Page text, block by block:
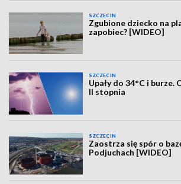
SZCZECIN
Zgubione dziecko na
zapobiec? [WIDEO]
SZCZECIN
Upały do 34°C i burze.
II stopnia
SZCZECIN
Zaostrza się spór o
Podjuchach [WIDEO]